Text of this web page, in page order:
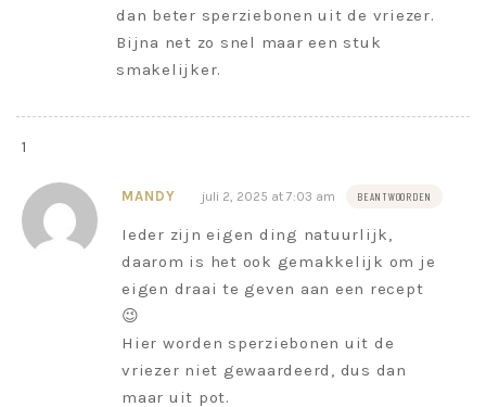
dan beter sperziebonen uit de vriezer.
Bijna net zo snel maar een stuk
smakelijker.
MANDY juli 2, 2025 at 7:03 am BEANTWOORDEN
Ieder zijn eigen ding natuurlijk,
daarom is het ook gemakkelijk om je
eigen draai te geven aan een recept
😉
Hier worden sperziebonen uit de
vriezer niet gewaardeerd, dus dan
maar uit pot.